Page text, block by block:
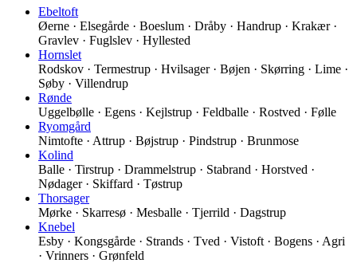
Ebeltoft
Øerne · Elsegårde · Boeslum · Dråby · Handrup · Krakær ·
Gravlev · Fuglslev · Hyllested
Hornslet
Rodskov · Termestrup · Hvilsager · Bøjen · Skørring · Lime ·
Søby · Villendrup
Rønde
Uggelbølle · Egens · Kejlstrup · Feldballe · Rostved · Følle
Ryomgård
Nimtofte · Attrup · Bøjstrup · Pindstrup · Brunmose
Kolind
Balle · Tirstrup · Drammelstrup · Stabrand · Horstved ·
Nødager · Skiffard · Tøstrup
Thorsager
Mørke · Skarresø · Mesballe · Tjerrild · Dagstrup
Knebel
Esby · Kongsgårde · Strands · Tved · Vistoft · Bogens · Agri
· Vrinners · Grønfeld